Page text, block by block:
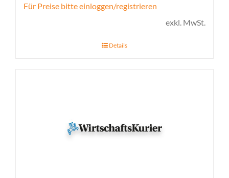
Für Preise bitte einloggen/registrieren
exkl. MwSt.
Details